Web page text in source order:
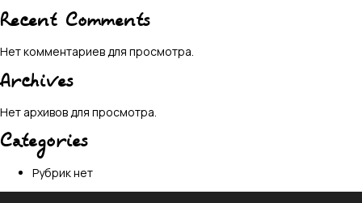
Recent Comments
Нет комментариев для просмотра.
Archives
Нет архивов для просмотра.
Categories
Рубрик нет